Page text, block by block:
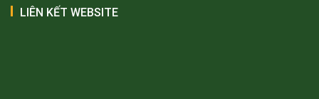
LIÊN KẾT WEBSITE